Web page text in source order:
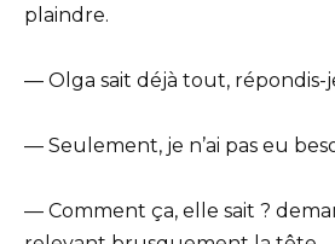
plaindre.
— Olga sait déjà tout, répondis-
— Seulement, je n’ai pas eu
— Comment ça, elle sait ?